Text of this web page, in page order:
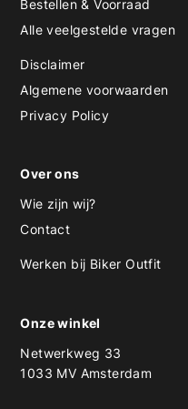
Bestellen & Voorraad
Alle veelgestelde vragen
Disclaimer
Algemene voorwaarden
Privacy Policy
Over ons
Wie zijn wij?
Contact
Werken bij Biker Outfit
Onze winkel
Netwerkweg 33
1033 MV Amsterdam